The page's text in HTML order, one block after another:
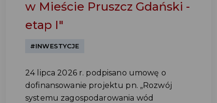
w Mieście Pruszcz Gdański -
etap I"
#INWESTYCJE
24 lipca 2026 r. podpisano umowę o
dofinansowanie projektu pn. „Rozwój
systemu zagospodarowania wód